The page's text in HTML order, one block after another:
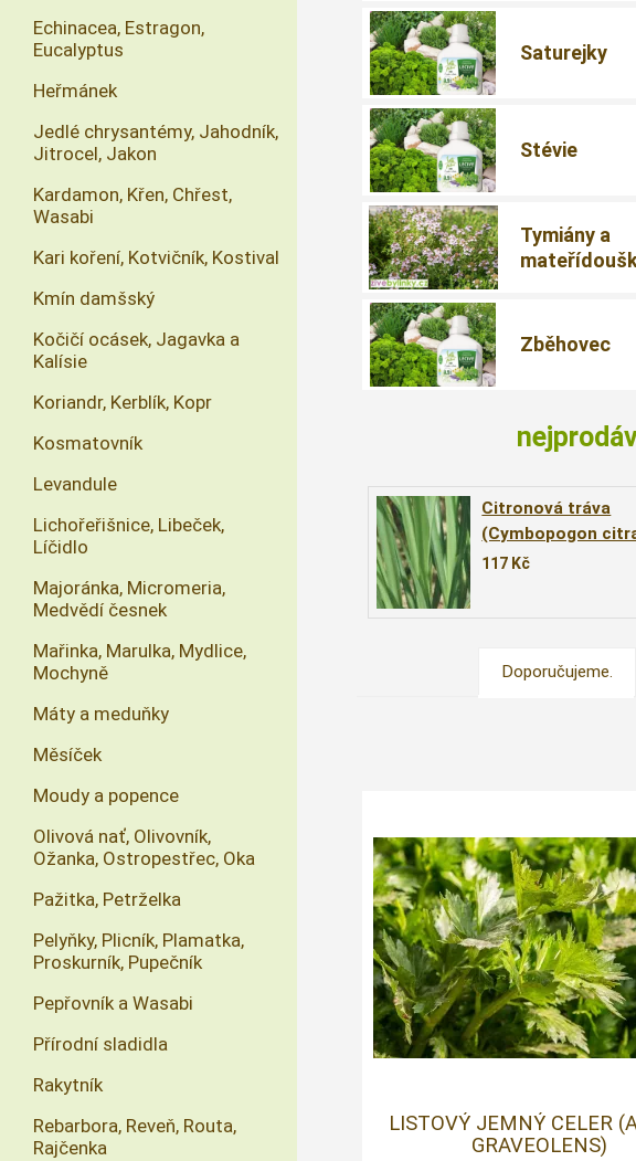
Saturejky
Stévie
Tymiány a
Zběhovec
Citronová tráva
(Cymbopogon
117 Kč
Doporučujeme.
LISTOVÝ JEMNÝ CELER
GRAVEOLENS)
Echinacea, Estragon,
Eucalyptus
Heřmánek
Jedlé chrysantémy, Jahodník,
Jitrocel, Jakon
Kardamon, Křen, Chřest,
Wasabi
Kari koření, Kotvičník, Kostival
Kmín damšský
Kočičí ocásek, Jagavka a
Kalísie
Koriandr, Kerblík, Kopr
Kosmatovník
Levandule
Lichořeřišnice, Libeček,
Líčidlo
Majoránka, Micromeria,
Medvědí česnek
Mařinka, Marulka, Mydlice,
Mochyně
Máty a meduňky
Měsíček
Moudy a popence
Olivová nať, Olivovník,
Ožanka, Ostropestřec, Oka
Pažitka, Petrželka
Pelyňky, Plicník, Plamatka,
Proskurník, Pupečník
Pepřovník a Wasabi
Přírodní sladidla
Rakytník
Rebarbora, Reveň, Routa,
Rajčenka